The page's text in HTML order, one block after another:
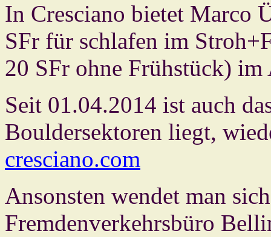
In Cresciano bietet Marco
SFr für schlafen im
20 SFr ohne Frühstück)
Seit 01.04.2014 ist auch
Bouldersektoren liegt,
cresciano.com
Ansonsten wendet man
Fremdenverkehrsbüro